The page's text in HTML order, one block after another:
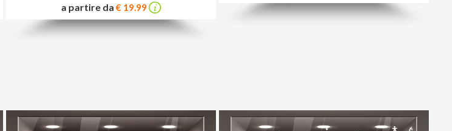
a partire da € 19.99